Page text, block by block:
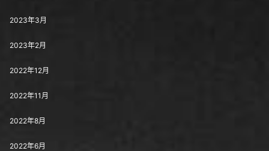
2023年3月
2023年2月
2022年12月
2022年11月
2022年8月
2022年6月